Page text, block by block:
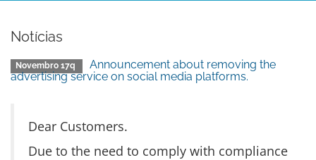
Notícias
Novembro 17q
Announcement about removing the
advertising service on social media platforms.
Dear Customers.
Due to the need to comply with compliance